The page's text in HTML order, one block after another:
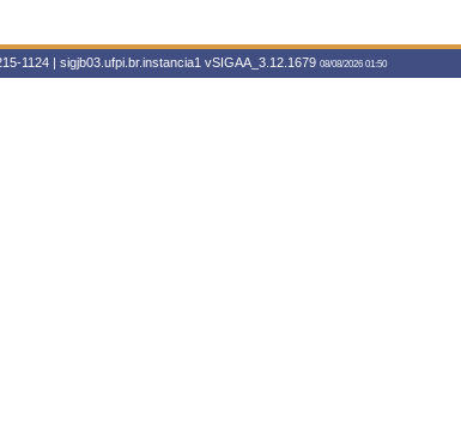
1124 | sigjb03.ufpi.br.instancia1 vSIGAA_3.12.1679 08/08/2026 01:50